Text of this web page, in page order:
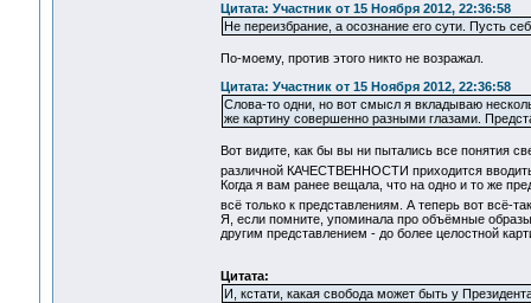
Цитата: Участник от 15 Ноября 2012, 22:36:58
Не переизбрание, а осознание его сути. Пусть
По-моему, против этого никто не возражал.
Цитата: Участник от 15 Ноября 2012, 22:36:58
Слова-то одни, но вот смысл я вкладываю
же картину совершенно разными глазами.
Вот видите, как бы вы ни пытались все понятия
различной КАЧЕСТВЕННОСТИ приходится
Когда я вам ранее вещала, что на одно и то же
всё только к представлениям. А теперь вот
Я, если помните, упоминала про объёмные
другим представлением - до более целостной
Цитата:
И, кстати, какая свобода может быть у